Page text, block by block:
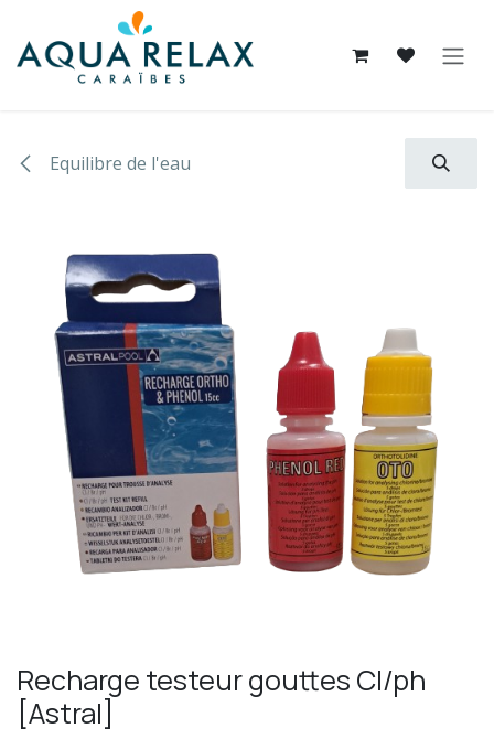
Se rendre au contenu
Equilibre de l'eau
Recharge testeur gouttes Cl/ph
[Astral]